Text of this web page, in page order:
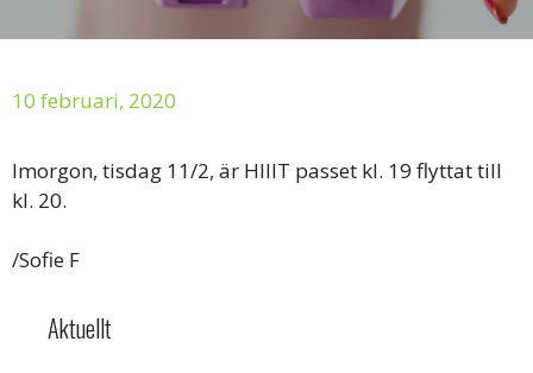
10 februari, 2020
Imorgon, tisdag 11/2, är HIIIT passet kl. 19 flyttat till
kl. 20.
/Sofie F
Aktuellt